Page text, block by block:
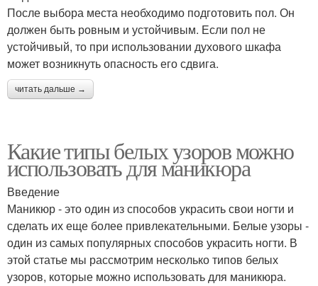
После выбора места необходимо подготовить пол. Он
должен быть ровным и устойчивым. Если пол не
устойчивый, то при использовании духового шкафа
может возникнуть опасность его сдвига.
читать дальше →
Какие типы белых узоров можно
использовать для маникюра
Введение
Маникюр - это один из способов украсить свои ногти и
сделать их еще более привлекательными. Белые узоры -
один из самых популярных способов украсить ногти. В
этой статье мы рассмотрим несколько типов белых
узоров, которые можно использовать для маникюра.